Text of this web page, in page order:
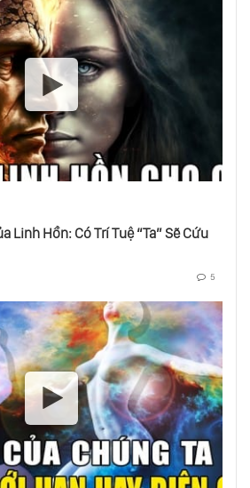
Linh Hồn: Có Trí Tuệ “Ta” Sẽ Cứu
5